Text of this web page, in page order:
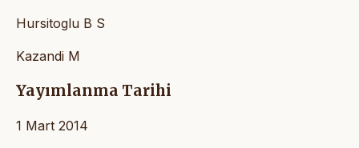
Hursitoglu B S
Kazandi M
Yayımlanma Tarihi
1 Mart 2014